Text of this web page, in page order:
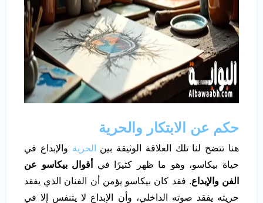
حكم عن الابتكار والحرية
هنا تتضح لنا تلك العلاقة الوثيقة بين الحرية والإبداع في
حياة بيكاسو، وهو ما ظهر كثيرًا في
أقوال بيكاسو عن
الفن والإبداع. فقد كان بيكاسو يؤمن أن الفنان الذي يفقد
حريته يفقد صوته الداخلي، وأن الإبداع لا يتنفس إلا في